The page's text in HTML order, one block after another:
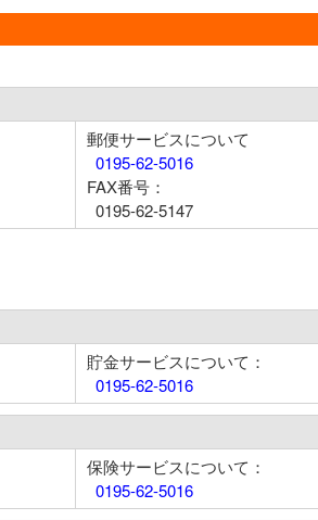
郵便サービスについて
0195-62-5016
FAX番号：
0195-62-5147
貯金サービスについて：
0195-62-5016
保険サービスについて：
0195-62-5016